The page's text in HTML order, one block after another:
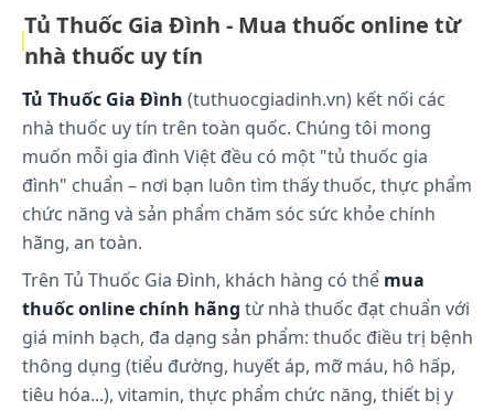
cường sức bền của mao mạch. DilodinDHG được
dùng trong các trường hợp rối loạn chức năng tĩnh
mạch, đặc biệt trong điều trị bệnh trĩ bằng phương
pháp nội khoa.
Dược động học
Dilodindhg có tác dụng làm giảm tính căng giãn
của tĩnh mạch, giảm ứ trệ ở tĩnh mạch, làm bình
thường hóa tính thấm của mao mạch và tăng
cường sức bền của mao mạch. Dilodindhg được
mạch, đặc biệt trong điều trị bệnh trĩ bằng phương
pháp nội khoa.
Cách dùng và liều dùng:
Cách dùng
Tủ Thuốc Gia Đình - Mua thuốc online từ
nhà thuốc uy tín
Tủ Thuốc Gia Đình (tuthuocgiadinh.vn) kết nối các
nhà thuốc uy tín trên toàn quốc. Chúng tôi mong
muốn mỗi gia đình Việt đều có một "tủ thuốc gia
đình" chuẩn – nơi bạn luôn tìm thấy thuốc, thực phẩm
chức năng và sản phẩm chăm sóc sức khỏe chính
hãng, an toàn.
Trên Tủ Thuốc Gia Đình, khách hàng có thể mua
thuốc online chính hãng từ nhà thuốc đạt chuẩn với
giá minh bạch, đa dạng sản phẩm: thuốc điều trị bệnh
thông dụng (tiểu đường, huyết áp, mỡ máu, hô hấp,
tiêu hóa...), vitamin, thực phẩm chức năng, thiết bị y